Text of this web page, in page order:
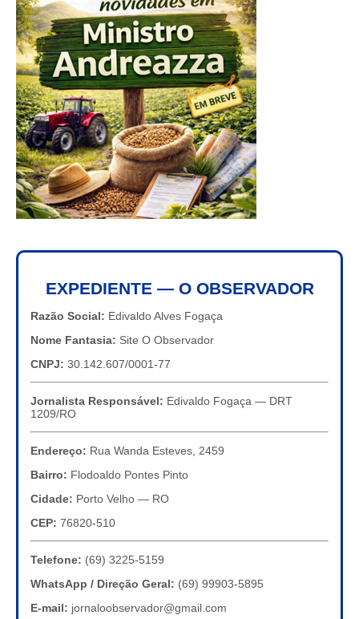
EXPEDIENTE — O OBSERVADOR
Razão Social: Edivaldo Alves Fogaça
Nome Fantasia: Site O Observador
CNPJ: 30.142.607/0001-77
Jornalista Responsável: Edivaldo Fogaça — DRT
1209/RO
Endereço: Rua Wanda Esteves, 2459
Bairro: Flodoaldo Pontes Pinto
Cidade: Porto Velho — RO
CEP: 76820-510
Telefone: (69) 3225-5159
WhatsApp / Direção Geral: (69) 99903-5895
E-mail: jornaloobservador@gmail.com